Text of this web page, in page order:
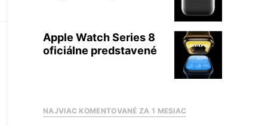
Apple Watch Series 8
oficiálne predstavené
NAJVIAC KOMENTOVANÉ ZA 1 MESIAC